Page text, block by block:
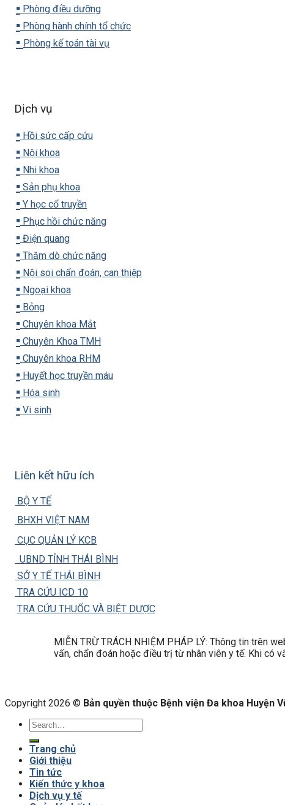
▪️ Phòng điều dưỡng
▪️ Phòng hành chính tổ chức
▪️ Phòng kế toán tài vụ
Dịch vụ
▪️ Hồi sức cấp cứu
▪️ Nội khoa
▪️ Nhi khoa
▪️ Sản phụ khoa
▪️ Y học cổ truyền
▪️ Phục hồi chức năng
▪️ Điện quang
▪️ Thăm dò chức năng
▪️ Nội soi chẩn đoán, can thiệp
▪️ Ngoại khoa
▪️ Bỏng
▪️ Chuyên khoa Mắt
▪️ Chuyên Khoa TMH
▪️ Chuyên khoa RHM
▪️ Huyết học truyền máu
▪️ Hóa sinh
▪️ Vi sinh
Liên kết hữu ích
BỘ Y TẾ
BHXH VIỆT NAM
CỤC QUẢN LÝ KCB
UBND TỈNH THÁI BÌNH
SỞ Y TẾ THÁI BÌNH
TRA CỨU ICD 10
TRA CỨU THUỐC VÀ BIỆT DƯỢC
MIỄN TRỪ TRÁCH NHIỆM PHÁP LÝ: Thông tin trên
vấn, chẩn đoán hoặc điều trị từ nhân viên y tế. Khi có
Copyright 2026 © Bản quyền thuộc Bệnh viện Đa khoa Huyện
Trang chủ
Giới thiệu
Tin tức
Kiến thức y khoa
Dịch vụ y tế